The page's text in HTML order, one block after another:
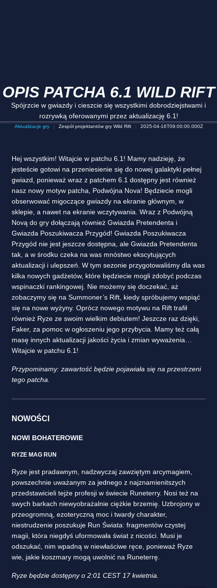
OPIS PATCHA 6.1 WILD RIFT
Spójrzcie w gwiazdy i cieszcie się wszystkimi dobrodziejstwami i
rozrywką oferowanymi przez aktualizację 6.1!
Aktualizacje gry Zespół projektantów gry Wild Rift 2025-04-16T09:00:00.000Z
Hej wszystkim! Witajcie w patchu 6.1! Mamy nadzieję, że
jesteście gotowi na przeniesienie się do nowej galaktyki pełnej
gwiazd, ponieważ wraz z patchem 6.1 dostępny jest również
nasz nowy motyw patcha, Podwójna Nova! Będziecie mogli
obserwować migoczące gwiazdy na ekranie głównym, w
sklepie, a nawet na ekranie wczytywania. Wraz z Podwójną
Novą do gry dołączają również Gwiazda Pretendenta i
Gwiazda Poszukiwacza Przygód! Gwiazda Poszukiwacza
Przygód nie jest jeszcze dostępna, ale Gwiazda Pretendenta
tak, a w środku czeka na was mnóstwo ekscytujących
aktualizacji i ulepszeń. W tym sezonie przygotowaliśmy dla was
kilka nowych gadżetów, które będziecie mogli zdobyć podczas
wspinaczki rankingowej. Nie możemy się doczekać, aż
zobaczymy się na Summoner’s Rift, kiedy spróbujemy wspiąć
się na nowe wyżyny. Oprócz nowego motywu na Rift trafił
również Ryze ze swoim wielkim debiutem! Jeszcze raz dzięki,
Faker, za pomoc w ogłoszeniu jego przybycia. Mamy też całą
masę innych aktualizacji jakości życia i zmian wyważenia…
Witajcie w patchu 6.1!
Przypominamy: zawartość będzie pojawiała się na przestrzeni
tego patcha.
NOWOŚCI
NOWI BOHATEROWIE
RYZE MAG RUN
Ryze jest pradawnym, nadzwyczaj zawziętym arcymagiem,
powszechnie uważanym za jednego z najznamienitszych
przedstawicieli tejże profesji w świecie Runeterry. Nosi też na
swych barkach niewyobrażalnie ciężkie brzemię. Uzbrojony w
przeogromną, ezoteryczną moc i twardy charakter,
niestrudzenie poszukuje Run Świata: fragmentów czystej
magii, która niegdyś uformowała świat z nicości. Musi je
odszukać, nim wpadną w niewłaściwe ręce, ponieważ Ryze
wie, jakie koszmary mogą uwolnić na Runeterrę.
Ryze będzie dostępny o 2:01 CEST 17 kwietnia.